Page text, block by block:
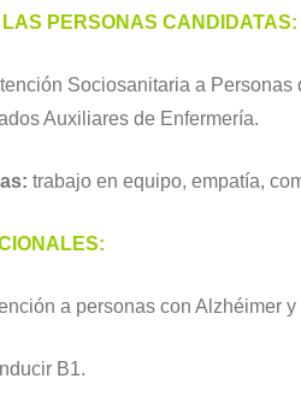
LAS PERSONAS CANDIDATAS:
Sociosanitaria a
Auxiliares de Enfermería.
trabajo en equipo, empatía,
a personas con Alzhéimer
B1.